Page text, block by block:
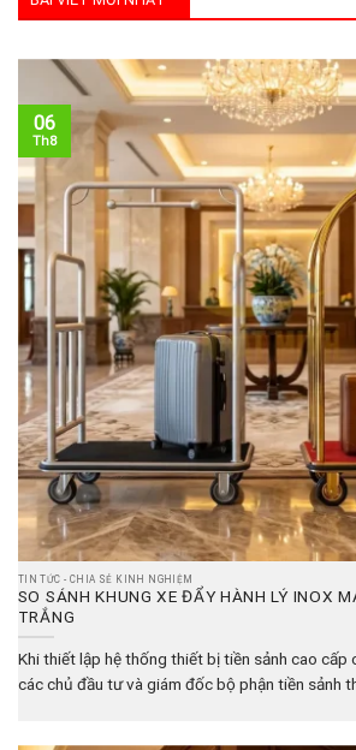
TIN TỨC - CHIA SẺ KINH NGHIỆM
SO SÁNH KHUNG XE ĐẨY HÀNH LÝ INOX
TRẮNG
Khi thiết lập hệ thống thiết bị tiền sảnh cao cấp
các chủ đầu tư và giám đốc bộ phận tiền sảnh
06
Th8